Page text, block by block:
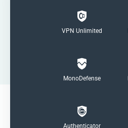
VPN Unlimited
MonoDefense
Authenticator